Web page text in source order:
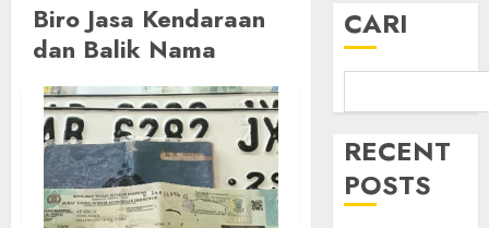
Biro Jasa Kendaraan
dan Balik Nama
CARI
RECENT
POSTS